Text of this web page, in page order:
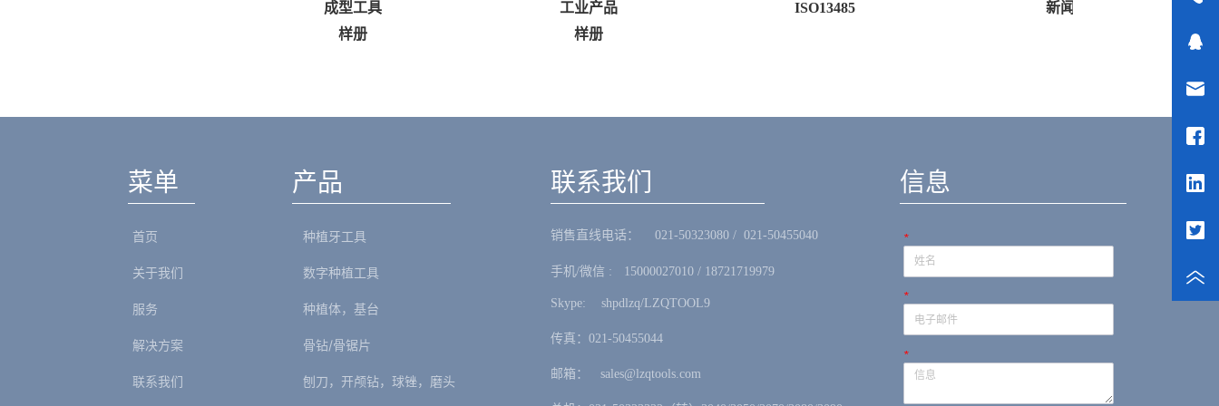
成型工具
样册
工业产品
样册
ISO13485 新闻
菜单
首页
关于我们
服务
解决方案
联系我们
产品
种植牙工具
数字种植工具
种植体，基台
骨钻/骨锯片
刨刀，开颅钻，球锉，磨头
联系我们
销售直线电话：ㅤ 021-50323080 / 021-50455040
手机/微信 :ㅤ15000027010 / 18721719979
Skype: ㅤshpdlzq/LZQTOOL9
传真：021-50455044
邮箱：ㅤsales@lzqtools.com
信息
*
*
*